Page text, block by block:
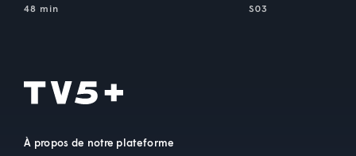
48 min S03
À propos de notre plateforme